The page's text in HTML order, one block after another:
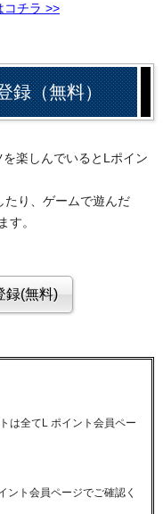
コチラ >>
録（無料）
楽しんでいるとLポイン
たり、ゲームで遊んだ
す。
は全てL ポイント会員ペー
ント会員ページでご確認く